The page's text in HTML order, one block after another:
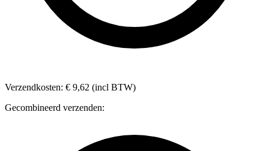
Verzendkosten: € 9,62 (incl BTW)
Gecombineerd verzenden: